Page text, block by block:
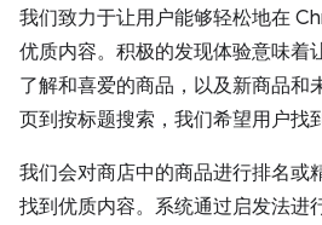
我们致力于让用户能够轻松地在
优质内容。积极的发现体验意味着
了解和喜爱的商品，以及新商品和
页到按标题搜索，我们希望用户找
我们会对商店中的商品进行排名或
找到优质内容。系统通过启发法进